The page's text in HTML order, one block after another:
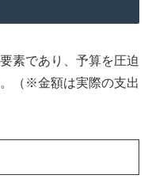
素であり、予算を圧迫
（※金額は実際の支出